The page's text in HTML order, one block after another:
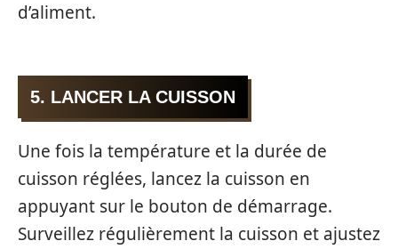
d’aliment.
5. LANCER LA CUISSON
Une fois la température et la durée de
cuisson réglées, lancez la cuisson en
appuyant sur le bouton de démarrage.
Surveillez régulièrement la cuisson et ajustez